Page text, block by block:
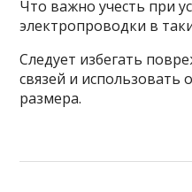
Что важно учесть при
электропроводки в
Следует избегать
связей и использовать
размера.